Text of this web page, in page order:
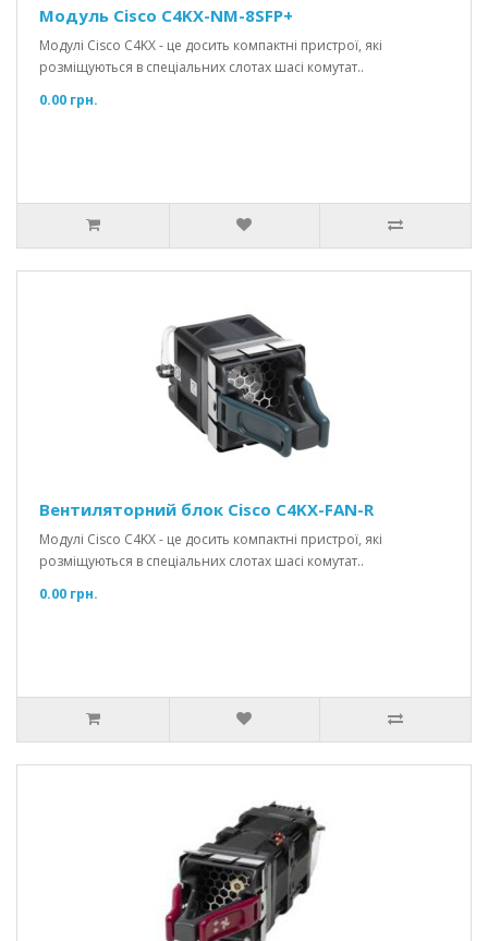
Модуль Cisco C4KX-NM-8SFP+
Модулі Cisco C4KX - це досить компактні пристрої, які
розміщуються в спеціальних слотах шасі комутат..
0.00 грн.
Вентиляторний блок Cisco C4KX-FAN-R
Модулі Cisco C4KX - це досить компактні пристрої, які
розміщуються в спеціальних слотах шасі комутат..
0.00 грн.